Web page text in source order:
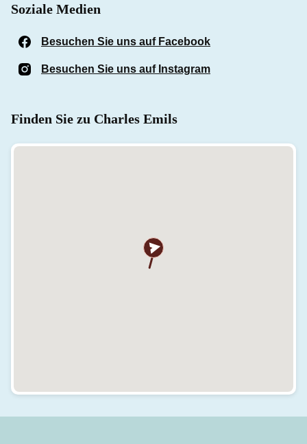
Soziale Medien
Besuchen Sie uns auf Facebook
Besuchen Sie uns auf Instagram
Finden Sie zu Charles Emils